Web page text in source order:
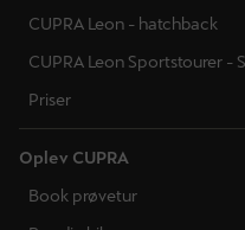
CUPRA Leon - hatchback
CUPRA Leon Sportstourer -
Priser
Oplev CUPRA
Book prøvetur